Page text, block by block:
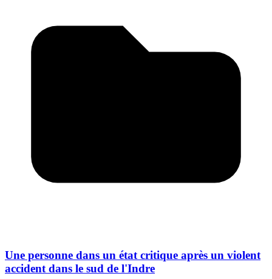
Une personne dans un état critique après un violent
accident dans le sud de l'Indre